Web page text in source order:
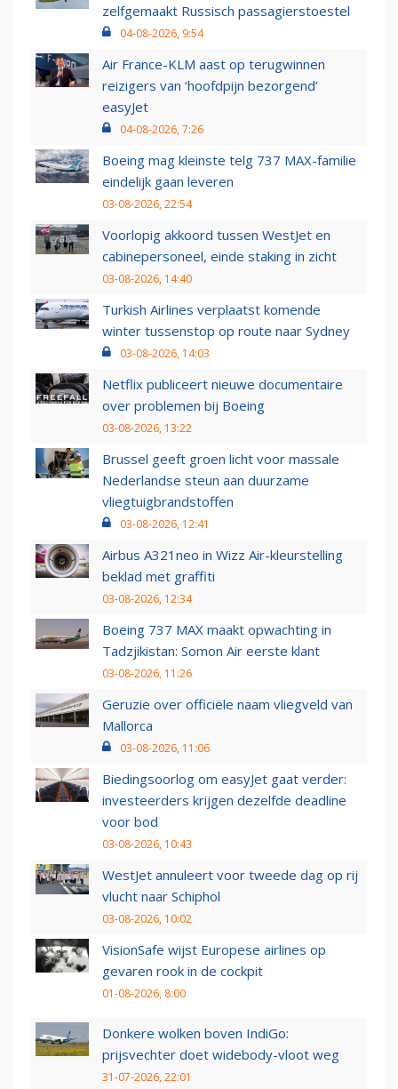
zelfgemaakt Russisch passagierstoestel
04-08-2026, 9:54
Air France-KLM aast op terugwinnen
reizigers van ‘hoofdpijn bezorgend’
easyJet
04-08-2026, 7:26
Boeing mag kleinste telg 737 MAX-familie
eindelijk gaan leveren
03-08-2026, 22:54
Voorlopig akkoord tussen WestJet en
cabinepersoneel, einde staking in zicht
03-08-2026, 14:40
Turkish Airlines verplaatst komende
winter tussenstop op route naar Sydney
03-08-2026, 14:03
Netflix publiceert nieuwe documentaire
over problemen bij Boeing
03-08-2026, 13:22
Brussel geeft groen licht voor massale
Nederlandse steun aan duurzame
vliegtuigbrandstoffen
03-08-2026, 12:41
Airbus A321neo in Wizz Air-kleurstelling
beklad met graffiti
03-08-2026, 12:34
Boeing 737 MAX maakt opwachting in
Tadzjikistan: Somon Air eerste klant
03-08-2026, 11:26
Geruzie over officiële naam vliegveld van
Mallorca
03-08-2026, 11:06
Biedingsoorlog om easyJet gaat verder:
investeerders krijgen dezelfde deadline
voor bod
03-08-2026, 10:43
WestJet annuleert voor tweede dag op rij
vlucht naar Schiphol
03-08-2026, 10:02
VisionSafe wijst Europese airlines op
gevaren rook in de cockpit
01-08-2026, 8:00
Donkere wolken boven IndiGo:
prijsvechter doet widebody-vloot weg
31-07-2026, 22:01